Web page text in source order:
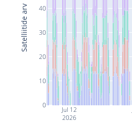
Jul 12
2026
0
10
20
30
40
Satelliitide arv